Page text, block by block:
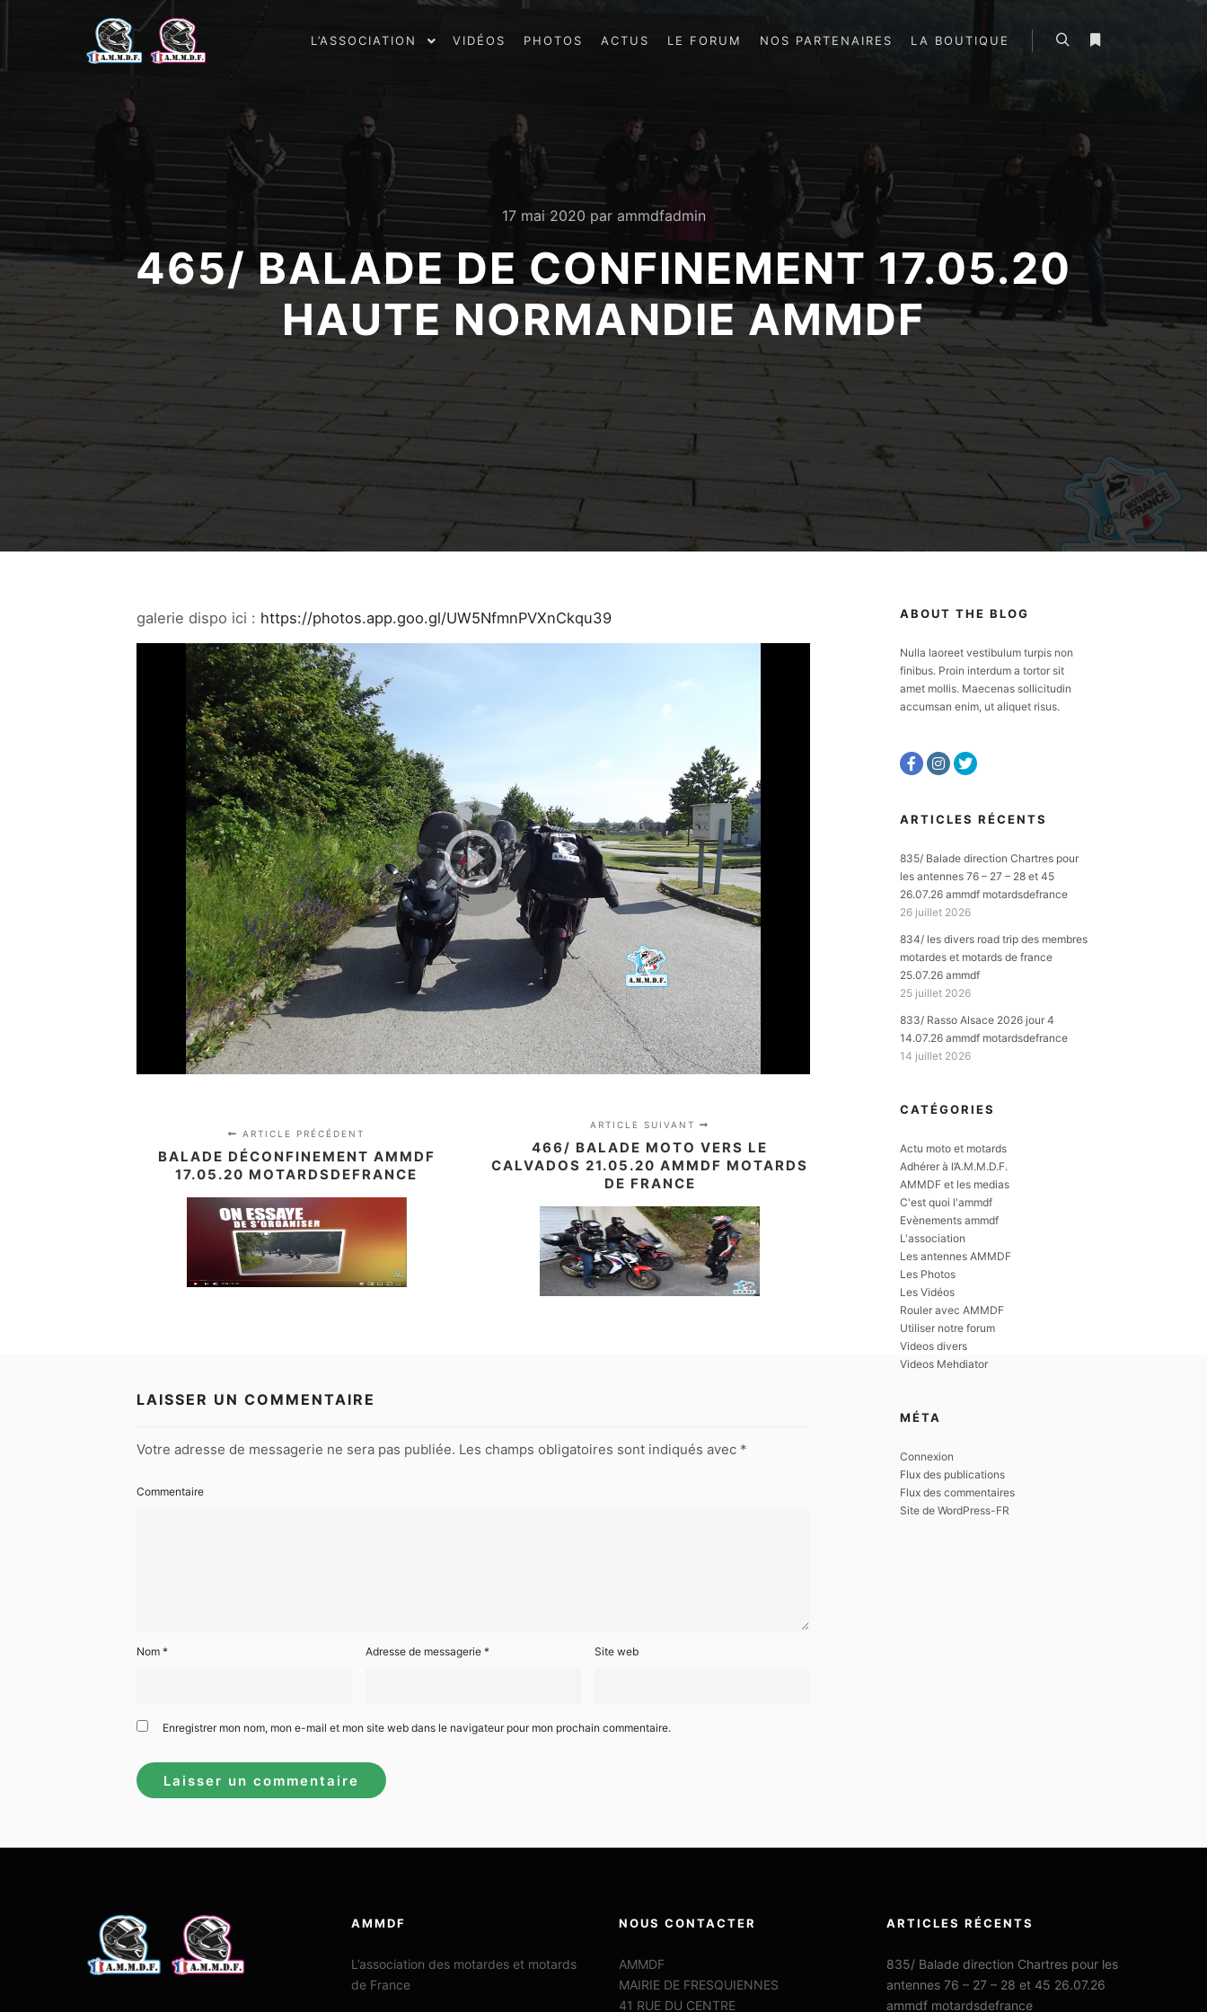
L’ASSOCIATION VIDÉOS PHOTOS ACTUS LE FORUM NOS PARTENAIRES LA BOUTIQUE
17 mai 2020 par ammdfadmin
465/ BALADE DE CONFINEMENT 17.05.20
HAUTE NORMANDIE AMMDF
galerie dispo ici : https://photos.app.goo.gl/UW5NfmnPVXnCkqu39
ARTICLE PRÉCÉDENT
BALADE DÉCONFINEMENT AMMDF
17.05.20 MOTARDSDEFRANCE
ARTICLE SUIVANT
466/ BALADE MOTO VERS LE
CALVADOS 21.05.20 AMMDF MOTARDS
DE FRANCE
LAISSER UN COMMENTAIRE
Votre adresse de messagerie ne sera pas publiée. Les champs obligatoires sont indiqués avec *
Commentaire
Nom * Adresse de messagerie * Site web
Enregistrer mon nom, mon e-mail et mon site web dans le navigateur pour mon prochain commentaire.
ABOUT THE BLOG
Nulla laoreet vestibulum turpis non
finibus. Proin interdum a tortor sit
amet mollis. Maecenas sollicitudin
accumsan enim, ut aliquet risus.
ARTICLES RÉCENTS
835/ Balade direction Chartres pour
les antennes 76 – 27 – 28 et 45
26.07.26 ammdf motardsdefrance
26 juillet 2026
834/ les divers road trip des membres
motardes et motards de france
25.07.26 ammdf
25 juillet 2026
833/ Rasso Alsace 2026 jour 4
14.07.26 ammdf motardsdefrance
14 juillet 2026
CATÉGORIES
Actu moto et motards
Adhérer à l’A.M.M.D.F.
AMMDF et les medias
C'est quoi l'ammdf
Evènements ammdf
L'association
Les antennes AMMDF
Les Photos
Les Vidéos
Rouler avec AMMDF
Utiliser notre forum
Videos divers
Videos Mehdiator
MÉTA
Connexion
Flux des publications
Flux des commentaires
Site de WordPress-FR
AMMDF
L’association des motardes et motards
de France
NOUS CONTACTER
AMMDF
MAIRIE DE FRESQUIENNES
41 RUE DU CENTRE
ARTICLES RÉCENTS
835/ Balade direction Chartres pour les
antennes 76 – 27 – 28 et 45 26.07.26
ammdf motardsdefrance